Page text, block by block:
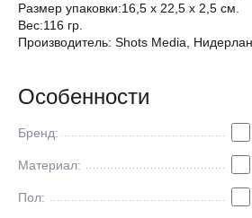
Размер упаковки:16,5 х 22,5 х 2,5 см.
Вес:116 гр.
Производитель: Shots Media,
Особенности
Бренд:
Материал:
Пол: